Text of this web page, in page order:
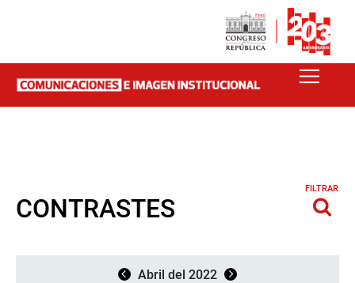
CONTRASTES
FILTRAR
Abril del 2022